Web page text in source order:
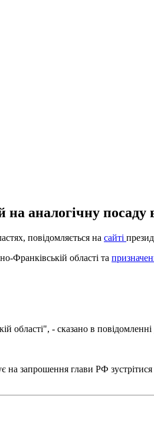
аналогічну посаду
повідомляється на сайті
Франківській області та
області", - сказано в
на запрошення глави РФ